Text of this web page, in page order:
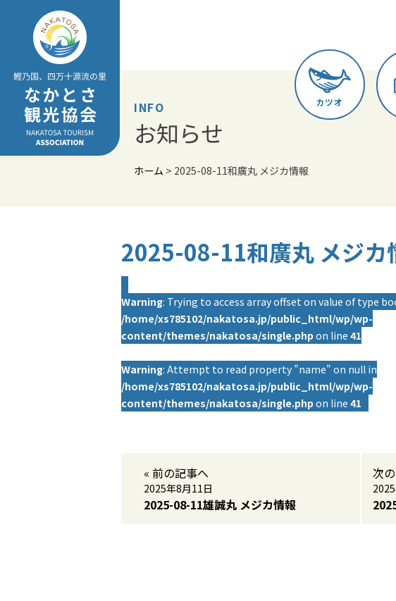
content
カツオ
INFO
お知らせ
ホーム > 2025-08-11和廣丸 メジカ情報
2025-08-11和廣丸 メジカ
Warning: Trying to access array offset on value of type
/home/xs785102/nakatosa.jp/public_html/wp/wp-
content/themes/nakatosa/single.php on line 41
Warning: Attempt to read property "name" on null in
/home/xs785102/nakatosa.jp/public_html/wp/wp-
content/themes/nakatosa/single.php on line 41
« 前の記事へ
2025年8月11日
2025-08-11雄誠丸 メジカ情報
次